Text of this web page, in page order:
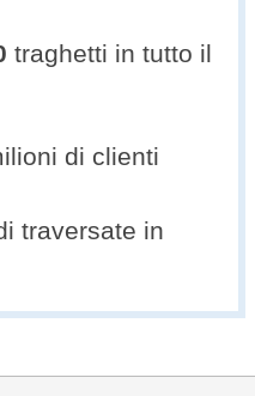
traghetti in tutto il
di clienti
traversate in